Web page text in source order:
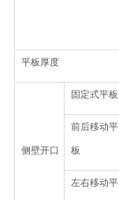
平板厚度
侧壁开口
固定式平板
前后移动平
板
左右移动平